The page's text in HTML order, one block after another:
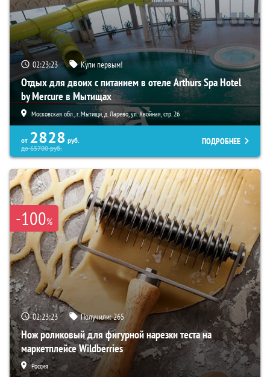
02:23:22 Купи первым!
Отдых для двоих с питанием в отеле Arthurs Spa Hotel
by Mercure в Мытищах
Московская обл., г. Мытищи, д. Ларево, ул. Хвойная, стр. 26
от 2828 руб.
до65700руб.
ПОДРОБНЕЕ
-100%
02:23:22 Получили:265
Нож роликовый для фигурной нарезки теста на
маркетплейсе Wildberries
Россия